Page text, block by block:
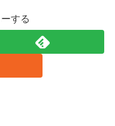
する